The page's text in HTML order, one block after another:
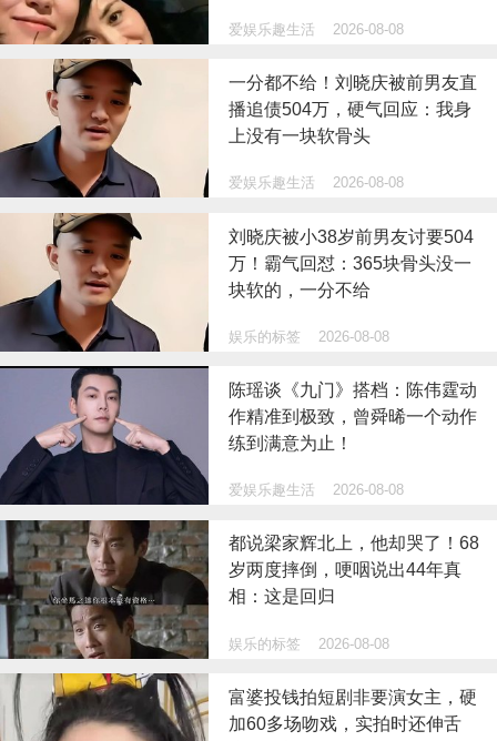
爱娱乐趣生活 2026-08-08
一分都不给！刘晓庆被前男友直
播追债504万，硬气回应：我身
上没有一块软骨头
爱娱乐趣生活 2026-08-08
刘晓庆被小38岁前男友讨要504
万！霸气回怼：365块骨头没一
块软的，一分不给
娱乐的标签 2026-08-08
陈瑶谈《九门》搭档：陈伟霆动
作精准到极致，曾舜晞一个动作
练到满意为止！
爱娱乐趣生活 2026-08-08
都说梁家辉北上，他却哭了！68
岁两度摔倒，哽咽说出44年真
相：这是回归
娱乐的标签 2026-08-08
富婆投钱拍短剧非要演女主，硬
加60多场吻戏，实拍时还伸舌